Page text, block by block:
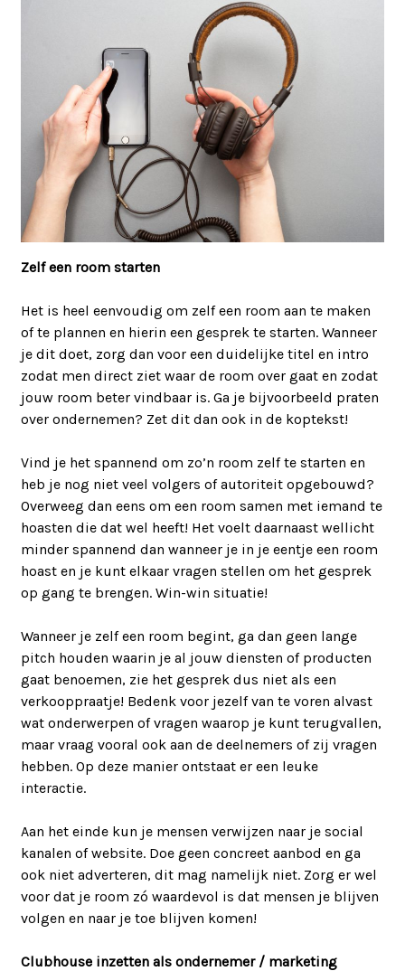
Zelf een room starten
Het is heel eenvoudig om zelf een room aan te maken
of te plannen en hierin een gesprek te starten. Wanneer
je dit doet, zorg dan voor een duidelijke titel en intro
zodat men direct ziet waar de room over gaat en zodat
jouw room beter vindbaar is. Ga je bijvoorbeeld praten
over ondernemen? Zet dit dan ook in de koptekst!
Vind je het spannend om zo’n room zelf te starten en
heb je nog niet veel volgers of autoriteit opgebouwd?
Overweeg dan eens om een room samen met iemand te
hoasten die dat wel heeft! Het voelt daarnaast wellicht
minder spannend dan wanneer je in je eentje een room
hoast en je kunt elkaar vragen stellen om het gesprek
op gang te brengen. Win-win situatie!
Wanneer je zelf een room begint, ga dan geen lange
pitch houden waarin je al jouw diensten of producten
gaat benoemen, zie het gesprek dus niet als een
verkooppraatje! Bedenk voor jezelf van te voren alvast
wat onderwerpen of vragen waarop je kunt terugvallen,
maar vraag vooral ook aan de deelnemers of zij vragen
hebben. Op deze manier ontstaat er een leuke
interactie.
Aan het einde kun je mensen verwijzen naar je social
kanalen of website. Doe geen concreet aanbod en ga
ook niet adverteren, dit mag namelijk niet. Zorg er wel
voor dat je room zó waardevol is dat mensen je blijven
volgen en naar je toe blijven komen!
Clubhouse inzetten als ondernemer / marketing